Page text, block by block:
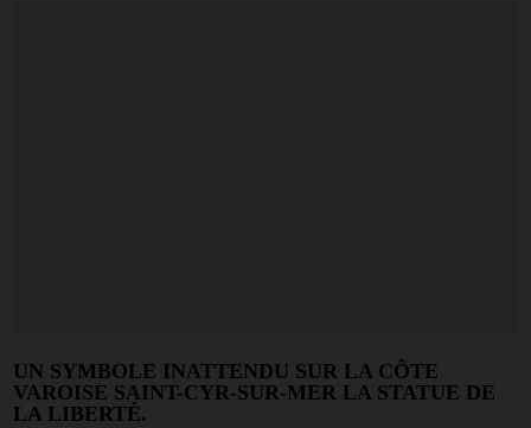
UN SYMBOLE INATTENDU SUR LA CÔTE
VAROISE SAINT-CYR-SUR-MER LA STATUE DE
LA LIBERTÉ.